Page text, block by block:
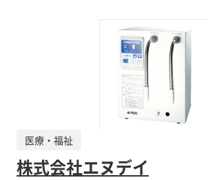
株式会社エヌデイ
医療・福祉